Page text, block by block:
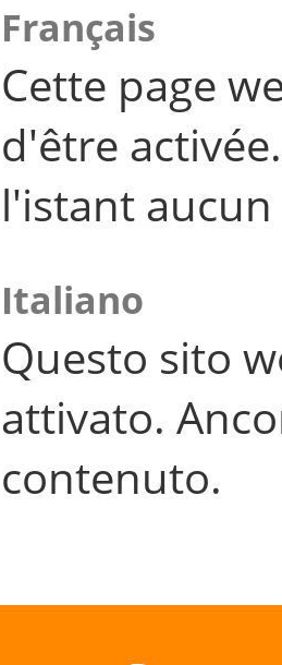
Français
Cette page
d'être
l'istant
Italiano
Questo sito
attivato.
contenuto.